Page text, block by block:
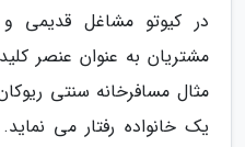
در کیوتو مشاغل
مشتریان به عنوان عنصر
مثال مسافرخانه سنتی
یک خانواده رفتار می